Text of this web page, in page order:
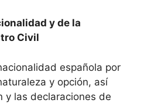
y de la
Civil
española por
y opción, así
y las declaraciones de